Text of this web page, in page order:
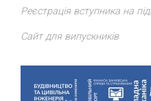
Реєстрація вступника на
Сайт для випускників